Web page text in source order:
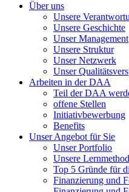
Über uns
Unsere
Unsere Geschichte
Unser Management
Unsere Struktur
Unser Netzwerk
Unser
Arbeiten in der DAA
Teil der DAA
offene Stellen
Initiativbewerbung
Benefits
Unser Angebot für Sie
Unser Portfolio
Unsere
Top 5 Gründe für
Finanzierung und